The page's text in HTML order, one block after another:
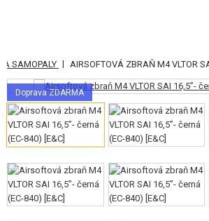
KATEGORIE
AIRSOFTOVÉ ZBRANĚ
VZDUCHOVÉ ZBRANĚ, PRAKY
GRANÁTOMETY, GRANÁTY
KULIČKY, PLYN
A SAMOPALY | AIRSOFTOVÁ ZBRAŇ M4 VLTOR
Doprava ZDARMA